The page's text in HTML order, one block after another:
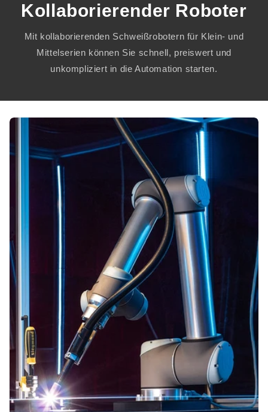
Kollaborierender Roboter
Mit kollaborierenden Schweißrobotern für Klein- und
Mittelserien können Sie schnell, preiswert und
unkompliziert in die Automation starten.